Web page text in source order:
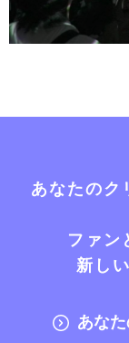
あなたのク
ファン
新し
あな